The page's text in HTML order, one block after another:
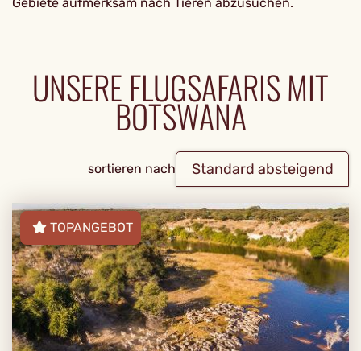
UNSERE FLUGSAFARIS MIT
BOTSWANA
sortieren nach Standard absteigend
TOPANGEBOT